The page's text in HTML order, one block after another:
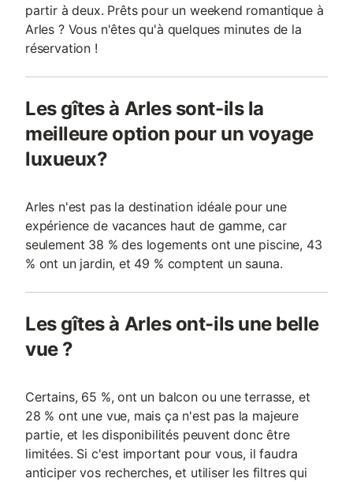
partir à deux. Prêts pour un weekend romantique à
Arles ? Vous n'êtes qu'à quelques minutes de la
réservation !
Les gîtes à Arles sont-ils la
meilleure option pour un voyage
luxueux?
Arles n'est pas la destination idéale pour une
expérience de vacances haut de gamme, car
seulement 38 % des logements ont une piscine, 43
% ont un jardin, et 49 % comptent un sauna.
Les gîtes à Arles ont-ils une belle
vue ?
Certains, 65 %, ont un balcon ou une terrasse, et
28 % ont une vue, mais ça n'est pas la majeure
partie, et les disponibilités peuvent donc être
limitées. Si c'est important pour vous, il faudra
anticiper vos recherches, et utiliser les filtres qui